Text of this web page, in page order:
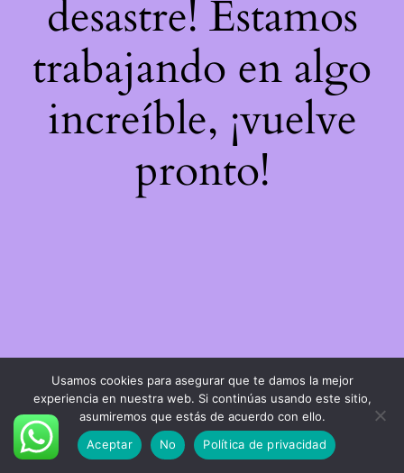
desastre! Estamos
trabajando en algo
increíble, ¡vuelve
pronto!
Usamos cookies para asegurar que te damos la mejor
experiencia en nuestra web. Si continúas usando este sitio,
asumiremos que estás de acuerdo con ello.
Aceptar
No Política de privacidad